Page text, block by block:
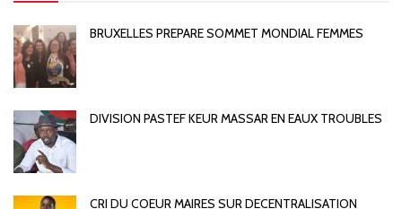
BRUXELLES PREPARE SOMMET MONDIAL FEMMES
DIVISION PASTEF KEUR MASSAR EN EAUX TROUBLES
CRI DU COEUR MAIRES SUR DECENTRALISATION